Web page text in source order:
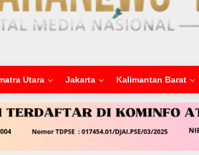
Utara Jakarta Kalimantan Barat